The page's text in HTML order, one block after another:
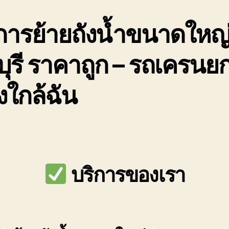
ารย้ายถังน้ำขนาดให
ราคาถูก – รถเครนย
ใกล้ฉัน
บริการของเรา